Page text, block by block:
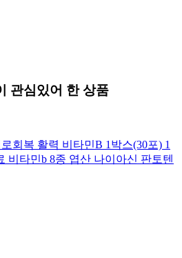
관심있어 한 상품
회복 활력 비타민B 1박스(30포) 1
비타민b 8종 엽산 나이아신 판토텐